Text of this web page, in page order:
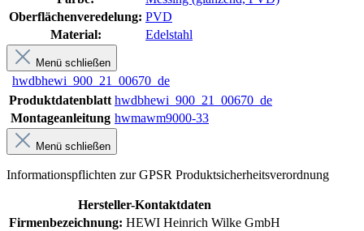
Oberflächenveredelung: PVD
Material:
Edelstahl
Menü schließen
hwdbhewi_900_21_00670_de
Produktdatenblatt hwdbhewi_900_21_00670_de
Montageanleitung hwmawm9000-33
Menü schließen
Informationspflichten zur GPSR Produktsicherheitsverordnung
Hersteller-Kontaktdaten
Firmenbezeichnung: HEWI Heinrich Wilke GmbH